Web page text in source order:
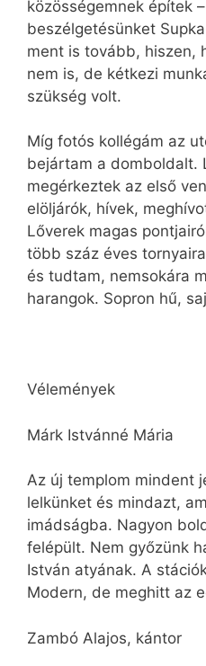
közösségemnek építek
beszélgetésünket
ment is tovább, hiszen,
nem is, de kétkezi
szükség volt.
Míg fotós kollégám az
bejártam a domboldalt.
megérkeztek az első
elöljárók, hívek,
Lőverek magas
több száz éves
és tudtam, nemsokára
harangok. Sopron hű,
Vélemények
Márk Istvánné Mária
Az új templom mindent
lelkünket és mindazt,
imádságba. Nagyon
felépült. Nem győzünk
István atyának. A
Modern, de meghitt az
Zambó Alajos, kántor